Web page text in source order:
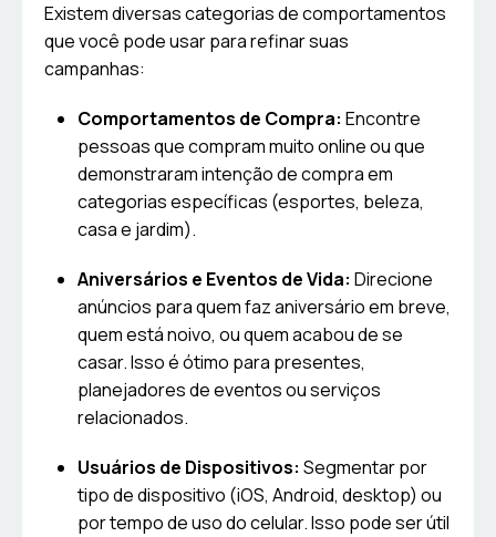
Existem diversas categorias de comportamentos
que você pode usar para refinar suas
campanhas:
Comportamentos de Compra: Encontre
pessoas que compram muito online ou que
demonstraram intenção de compra em
categorias específicas (esportes, beleza,
casa e jardim).
Aniversários e Eventos de Vida: Direcione
anúncios para quem faz aniversário em breve,
quem está noivo, ou quem acabou de se
casar. Isso é ótimo para presentes,
planejadores de eventos ou serviços
relacionados.
Usuários de Dispositivos: Segmentar por
tipo de dispositivo (iOS, Android, desktop) ou
por tempo de uso do celular. Isso pode ser útil